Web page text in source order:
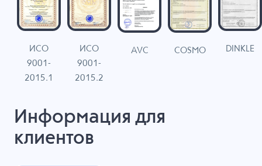
ИСО
9001-
2015.1
ИСО
9001-
2015.2
AVC COSMO DINKLE
Информация для
клиентов